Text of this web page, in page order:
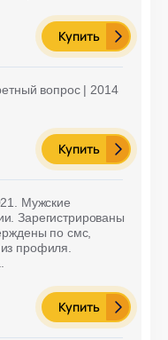
Купить
вопрос | 2014
Купить
Мужские
Зарегистрированы
по смс,
профиля.
Купить